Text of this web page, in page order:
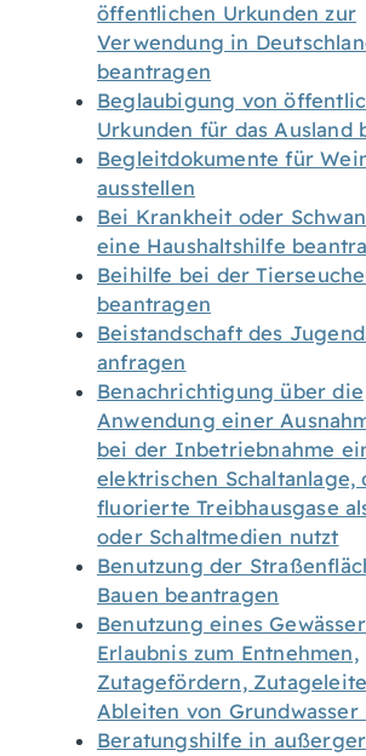
öffentlichen Urkunden zur
Verwendung in
beantragen
Beglaubigung von
Urkunden für das Ausland
Begleitdokumente für
ausstellen
Bei Krankheit oder
eine Haushaltshilfe
Beihilfe bei der
beantragen
Beistandschaft des
anfragen
Benachrichtigung über die
Anwendung einer
bei der Inbetriebnahme
elektrischen Schaltanlage,
fluorierte Treibhausgase
oder Schaltmedien nutzt
Benutzung der
Bauen beantragen
Benutzung eines
Erlaubnis zum Entnehmen,
Zutagefördern,
Ableiten von Grundwasser
Beratungshilfe in